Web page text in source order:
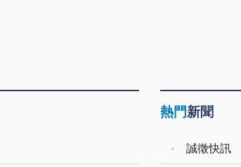
熱門新聞
誠徵快訊